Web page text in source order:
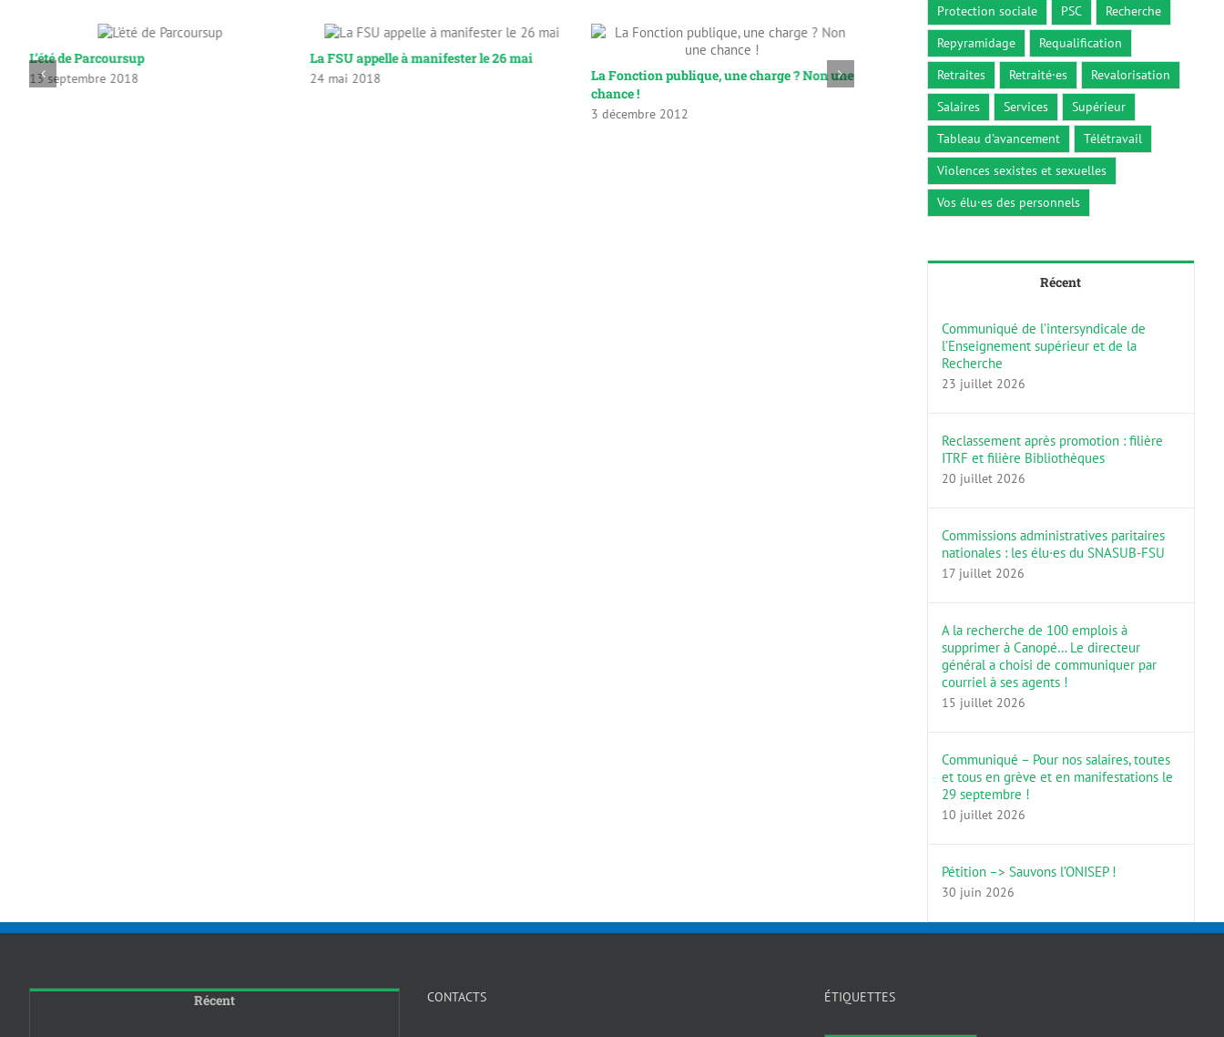
L’été de Parcoursup
13 septembre 2018
La FSU appelle à manifester le 26 mai
24 mai 2018
La Fonction publique, une charge ? Non une
chance !
3 décembre 2012
Le 3 octobre, votation de la poste : un grand
5 octobre 2009
Le projet
Protection sociale
PSC
Recherche
Repyramidage
Requalification
Retraites
Retraité·es
Revalorisation
Salaires
Services
Supérieur
Tableau d'avancement
Télétravail
Violences sexistes et sexuelles
Vos élu·es des personnels
Récent
Communiqué de l’intersyndicale de
l’Enseignement supérieur et de la
Recherche
23 juillet 2026
Reclassement après promotion : filière
ITRF et filière Bibliothèques
20 juillet 2026
Commissions administratives paritaires
nationales : les élu·es du SNASUB-FSU
17 juillet 2026
A la recherche de 100 emplois à
supprimer à Canopé… Le directeur
général a choisi de communiquer par
courriel à ses agents !
15 juillet 2026
Communiqué – Pour nos salaires, toutes
et tous en grève et en manifestations le
29 septembre !
10 juillet 2026
Pétition –> Sauvons l’ONISEP !
30 juin 2026
Récent CONTACTS ÉTIQUETTES